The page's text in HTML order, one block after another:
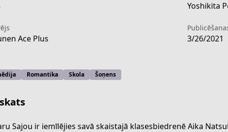
Yoshikita
Ace Plus 3/26/2021
Romantika Skola Šoņens
Sajou ir iemīlējies savā skaistajā klasesbiedrenē Aika